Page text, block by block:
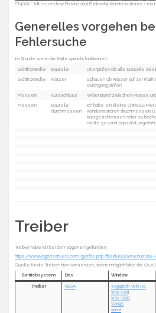
ET4000 – Mit neuen low Provile 10uf Elektrolyt Kondensatoren +
Generelles vorgehen
Fehlersuche
Im Grunde wenn die Karte garnicht funktioniert.
Sichtkontrolle
Bauteile
Überprüfen ob alle Bauteile da
Sichtkontrolle
Kratzer
Schauen ob Kratzer auf der
Durchgang prüfen.
Messen
Kurzschluss
Widerstand zwischen Masse
Messen
Bauteile
durchmessen
Ich habe ein kleine China ES
Kondensatoren druchmessen.
kurzgeschlossen oder zu
ob die gesamt Kapazität ungefähr
Treiber
Treiber habe ich bei den Vogonen gefunden:
https://www.vogonsdrivers.com/
Quelle für die Treiber hier konserviert, wenn möglich bitte die
Betriebsystem
Dos Window
Treiber VESA
svgaptch-Win3.x1
w3x-1991
w3x-1992
Win95
winnt